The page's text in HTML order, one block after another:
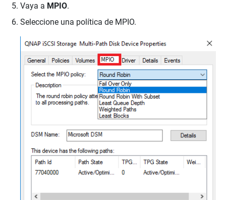
Vaya a MPIO.
Seleccione una política de MPIO.